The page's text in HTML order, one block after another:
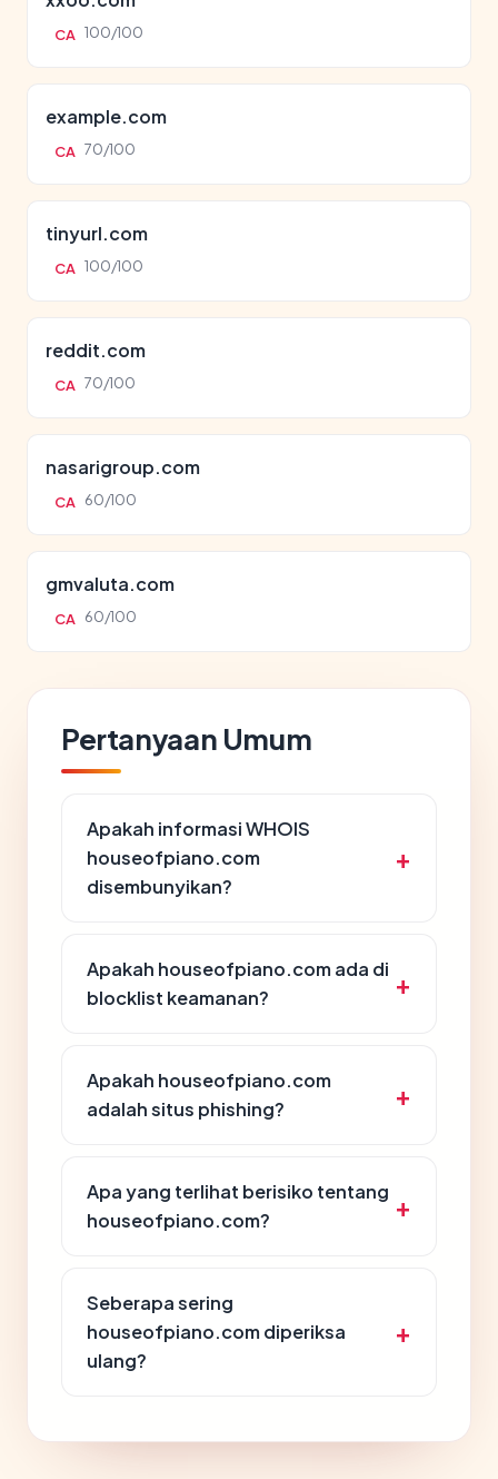
CA 100/100
example.com
CA 70/100
tinyurl.com
CA 100/100
reddit.com
CA 70/100
nasarigroup.com
CA 60/100
gmvaluta.com
CA 60/100
Pertanyaan Umum
Apakah informasi WHOIS
houseofpiano.com
disembunyikan?
Apakah houseofpiano.com ada di
blocklist keamanan?
Apakah houseofpiano.com
adalah situs phishing?
Apa yang terlihat berisiko tentang
houseofpiano.com?
Seberapa sering
houseofpiano.com diperiksa
ulang?